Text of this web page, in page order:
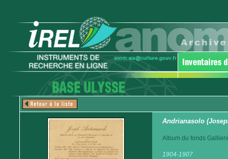
Andrianasolo
Album du fonds
1904-1907